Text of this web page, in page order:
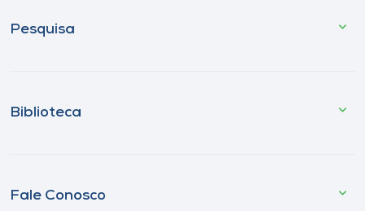
Pesquisa
Biblioteca
Fale Conosco